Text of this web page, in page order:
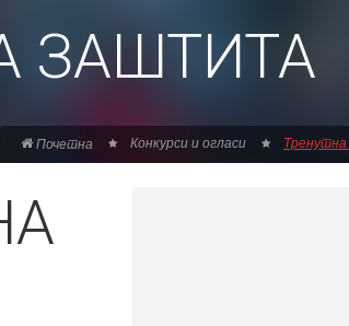
ЗАШТИТА
Почетна Конкурси и огласи